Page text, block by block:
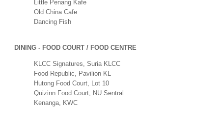
Little Penang Kafe
Old China Cafe
Dancing Fish
DINING - FOOD COURT / FOOD CENTRE
KLCC Signatures, Suria KLCC
Food Republic, Pavilion KL
Hutong Food Court, Lot 10
Quizinn Food Court, NU Sentral
Kenanga, KWC